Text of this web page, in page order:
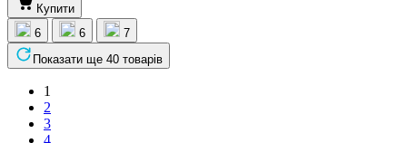
Купити
6
6
7
Показати ще 40 товарів
1
2
3
4